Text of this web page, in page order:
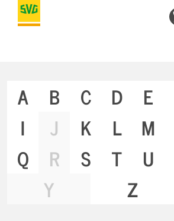
A B C D E
I
J K L M
Q
R S T U
Y
Z